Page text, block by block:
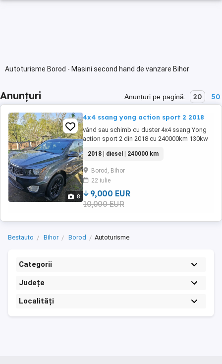
Autoturisme Borod - Masini second hand de vanzare Bihor
Anunțuri Anunțuri pe pagină: 20 50
8
4x4 ssang yong action sport 2 2018
vând sau schimb cu duster 4x4 ssang Yong
action sport 2 din 2018 cu 240000km 130kw
fata spate încălzire volan încălzire oglinzi etc
... are mici imperfecțiuni (zgârieturi )preț
10000 negociabil
2018 | diesel | 240000 km
Borod, Bihor
22 iulie
9,000 EUR
10,000 EUR
Bestauto Bihor Borod Autoturisme
Categorii
Județe
Localități